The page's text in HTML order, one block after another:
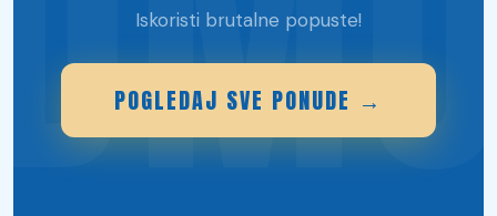
Iskoristi brutalne popuste!
POGLEDAJ SVE PONUDE →